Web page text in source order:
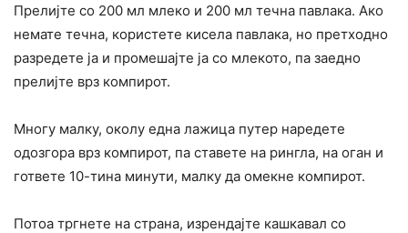
Прелијте со 200 мл млеко и 200 мл течна павлака. Ако
немате течна, користете кисела павлака, но претходно
разредете ја и промешајте ја со млекото, па заедно
прелијте врз компирот.
Многу малку, околу една лажица путер наредете
одозгора врз компирот, па ставете на рингла, на оган и
гответе 10-тина минути, малку да омекне компирот.
Потоа тргнете на страна, изрендајте кашкавал со